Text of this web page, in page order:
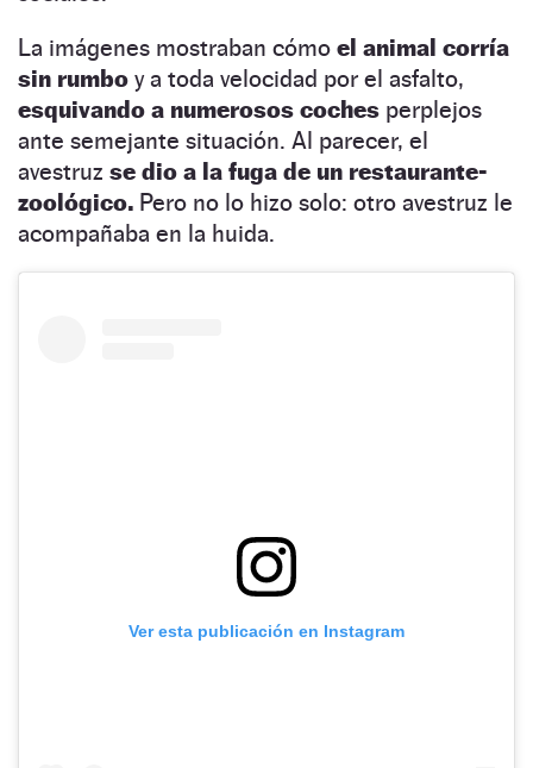
La imágenes mostraban cómo el animal corría
sin rumbo y a toda velocidad por el asfalto,
esquivando a numerosos coches perplejos
ante semejante situación. Al parecer, el
avestruz se dio a la fuga de un restaurante-
zoológico. Pero no lo hizo solo: otro avestruz le
acompañaba en la huida.
Ver esta publicación en Instagram